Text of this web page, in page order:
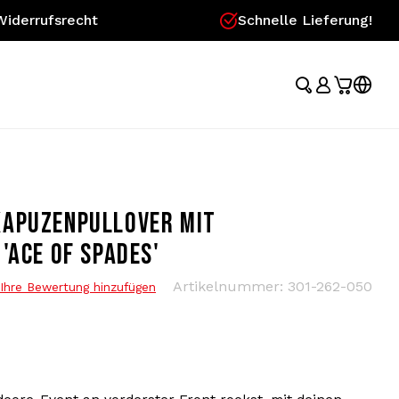
Schnelle Lieferung!
MIT
OF SPADES'
Ihre Bewertung hinzufügen Artikelnummer: 301-262-050